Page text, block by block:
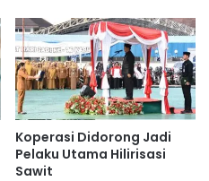
Koperasi Didorong Jadi
Pelaku Utama Hilirisasi
Sawit